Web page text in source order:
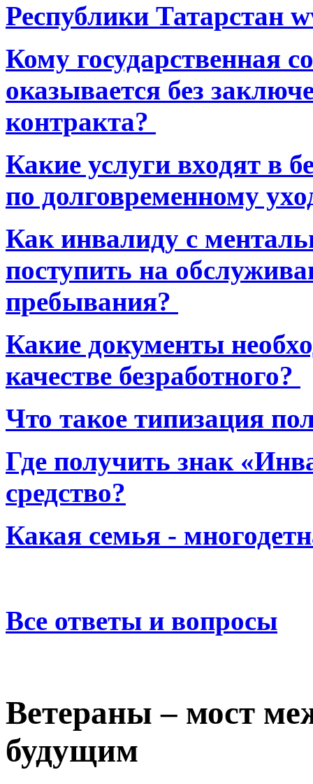
Республики Татарстан
Кому государственная
оказывается без
контракта?
Какие услуги входят в
по долговременному
Как инвалиду с
поступить на
пребывания?
Какие документы
качестве безработного?
Что такое типизация
Где получить знак
средство?
Какая семья -
Все ответы и вопросы
Ветераны – мост
будущим